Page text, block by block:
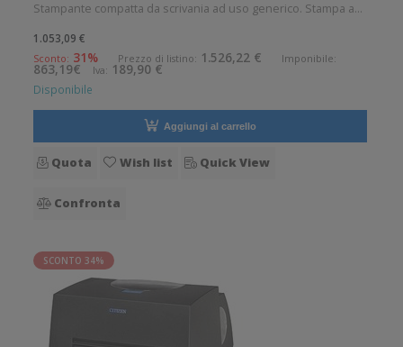
Stampante compatta da scrivania ad uso generico. Stampa a
trasferimento termico. Velocit di stampa: 150 mm/sec
Risoluzione di stampa: 12 dot/mm Supporto di stampa:
Braccialetti, Car
1.053,09 €
Sconto: 31% Prezzo di listino: 1.526,22 € Imponibile:
863,19€ Iva: 189,90 €
Disponibile
Aggiungi al carrello
Quota Wish list Quick View
Confronta
SCONTO 34%